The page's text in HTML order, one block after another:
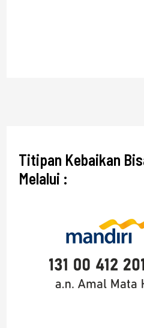
Titipan Kebaikan
Melalui :